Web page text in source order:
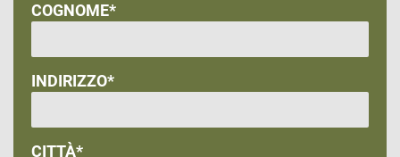
COGNOME*
INDIRIZZO*
CITTÀ*